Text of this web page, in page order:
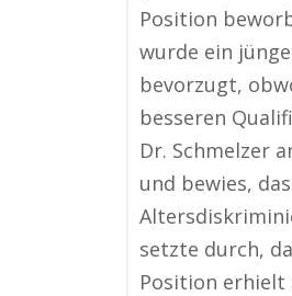
Position
wurde ein
bevorzugt,
besseren
Dr. Schmelzer
und bewies,
setzte durch,
Position erhielt